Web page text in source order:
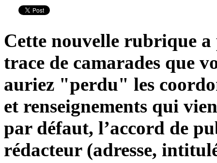
Cette nouvelle rubrique
trace de camarades que
auriez "perdu" les
et renseignements qui
par défaut, l’accord de
rédacteur (adresse,